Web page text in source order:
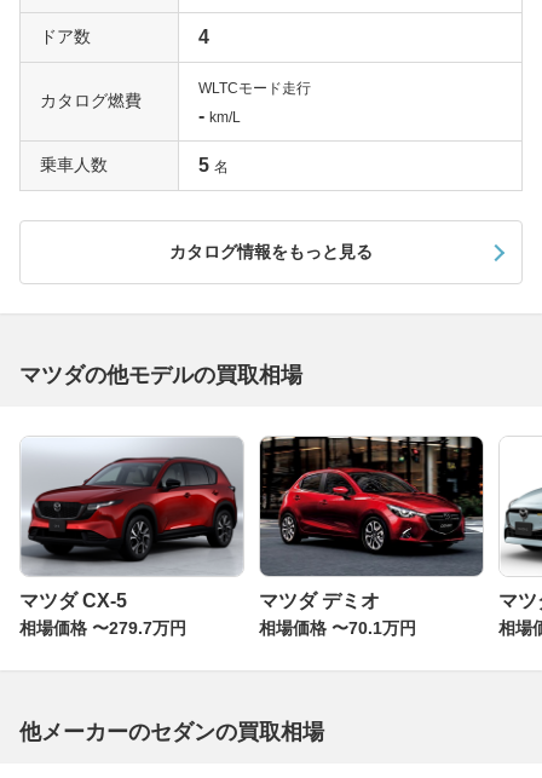
ドア数 4
カタログ燃費
WLTCモード走行
- km/L
乗車人数 5 名
カタログ情報をもっと見る
マツダの他モデルの買取相場
マツダ CX-5
相場価格 〜279.7万円
マツダ デミオ
相場価格 〜70.1万円
マ
相場
他メーカーのセダンの買取相場